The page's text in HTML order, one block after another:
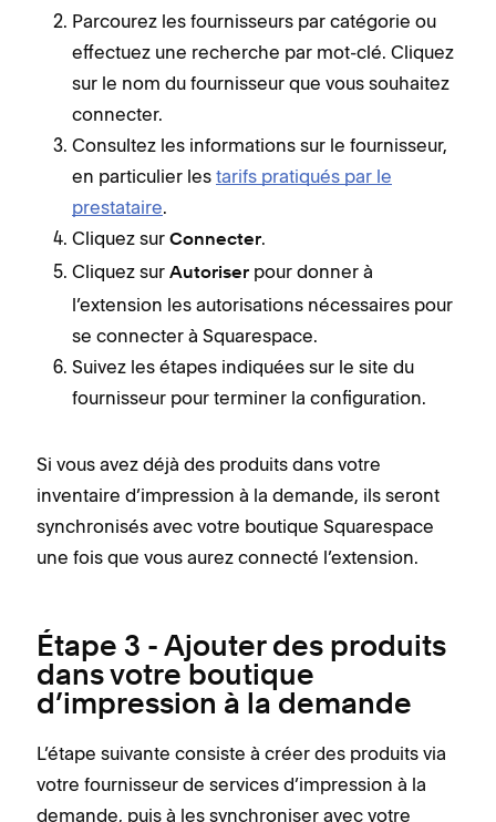
Parcourez les fournisseurs par catégorie ou
effectuez une recherche par mot-clé. Cliquez
sur le nom du fournisseur que vous souhaitez
connecter.
Consultez les informations sur le fournisseur,
en particulier les tarifs pratiqués par le
prestataire.
Cliquez sur Connecter.
Cliquez sur Autoriser pour donner à
l’extension les autorisations nécessaires pour
se connecter à Squarespace.
Suivez les étapes indiquées sur le site du
fournisseur pour terminer la configuration.
Si vous avez déjà des produits dans votre
inventaire d’impression à la demande, ils seront
synchronisés avec votre boutique Squarespace
une fois que vous aurez connecté l’extension.
Étape 3 - Ajouter des produits
dans votre boutique
d’impression à la demande
L’étape suivante consiste à créer des produits via
votre fournisseur de services d’impression à la
demande, puis à les synchroniser avec votre